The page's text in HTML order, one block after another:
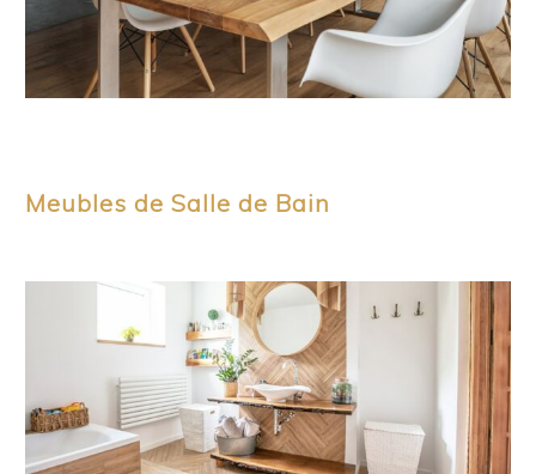
Meubles de Salle de Bain